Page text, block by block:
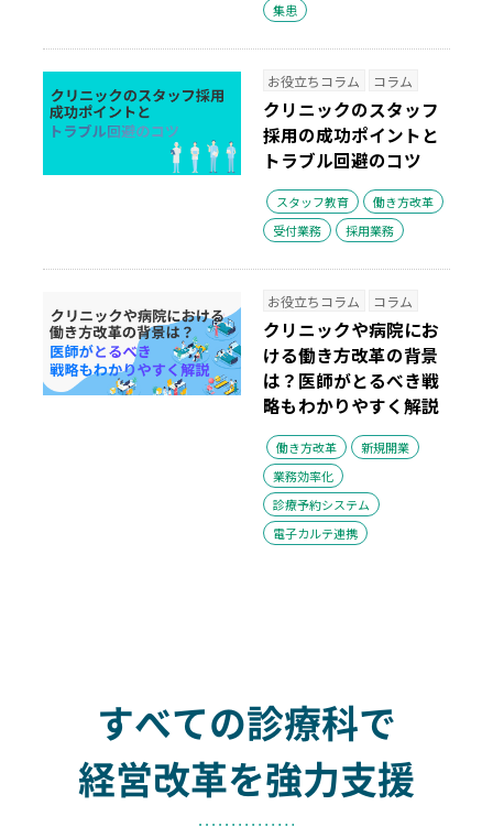
集患
お役立ちコラム コラム
クリニックのスタッフ
採用の成功ポイントと
トラブル回避のコツ
スタッフ教育
働き方改革
受付業務
採用業務
お役立ちコラム コラム
クリニックや病院にお
ける働き方改革の背景
は？医師がとるべき戦
略もわかりやすく解説
働き方改革
新規開業
業務効率化
診療予約システム
電子カルテ連携
すべての診療科で
経営改革を強力支援